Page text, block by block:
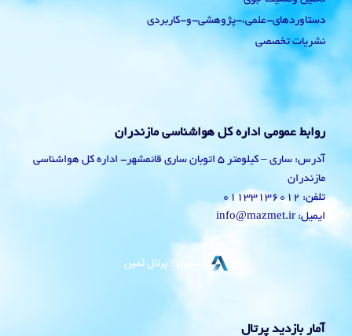
دستاوردهای-علمی،-پژوهشی-و-کاربردی
نشریات تخصصی
روابط عمومی اداره کل هواشناسی مازندران
آدرس: ساری – کیلومتر 5 اتوبان ساری قائمشهر- اداره کل هواشناسی
مازندران
تلفن: 01133136012
ایمیل: info@mazmet.ir
آمار بازدید پرتال